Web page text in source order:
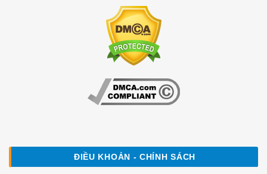
ĐIỀU KHOẢN - CHÍNH SÁCH